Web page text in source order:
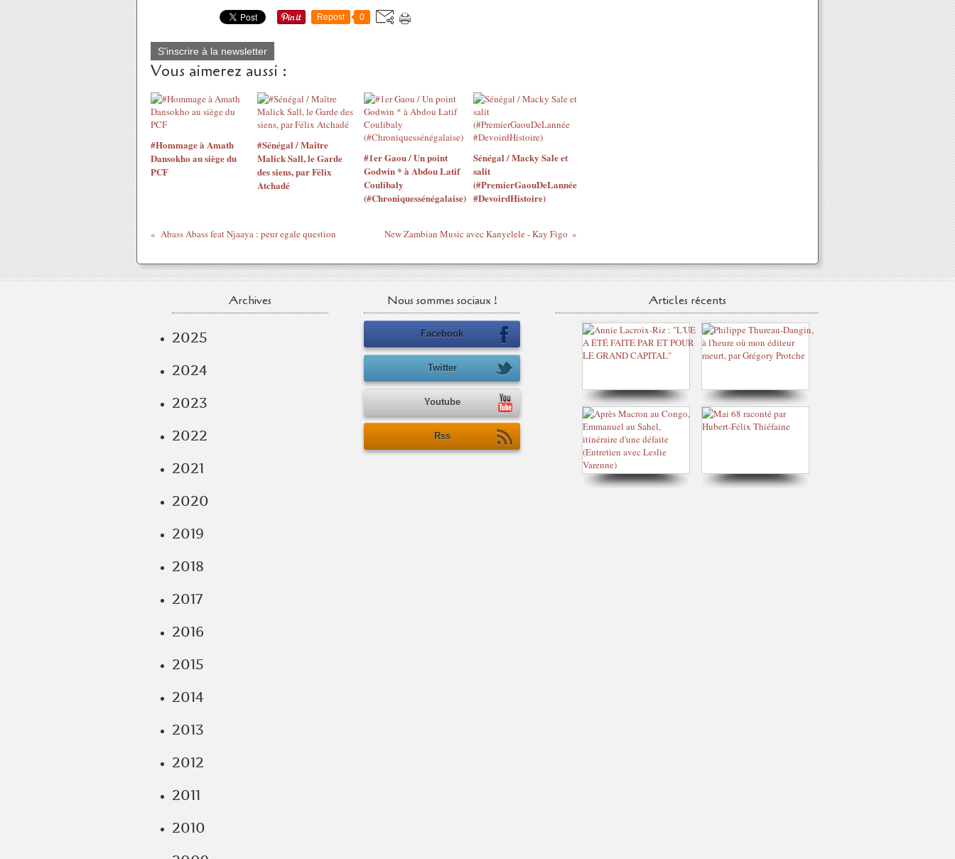
Repost 0
S'inscrire à la newsletter
Vous aimerez aussi :
#Hommage à Amath
Dansokho au siège du
PCF
#Sénégal / Maître
Malick Sall, le Garde
des siens, par Félix
Atchadé
#1er Gaou / Un point
Godwin * à Abdou Latif
Coulibaly
(#Chroniquessénégalaise)
Sénégal / Macky Sale et
salit
(#PremierGaouDeLannée
#DevoirdHistoire)
Abass Abass feat Njaaya : peur egale question New Zambian Music avec Kanyelele - Kay Figo
Archives
2025
2024
2023
2022
2021
2020
2019
2018
2017
2016
2015
2014
2013
2012
2011
2010
Nous sommes sociaux !
Facebook
Twitter
Youtube
Rss
Articles récents